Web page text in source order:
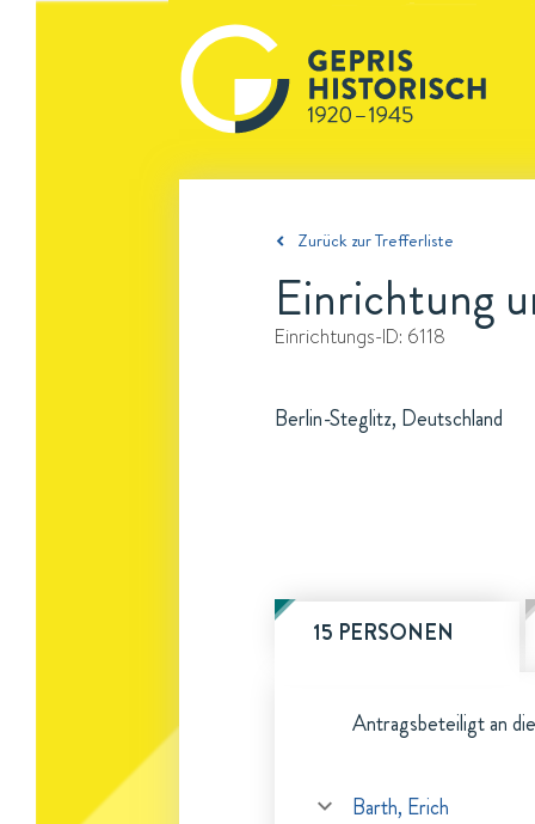
Zurück zur Trefferliste
Einrichtung
Einrichtungs-ID: 6118
Berlin-Steglitz, Deutschland
15 PERSONEN
Antragsbeteiligt an
Barth, Erich